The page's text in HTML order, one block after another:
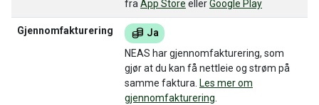
fraApp Store ellerGoogle Play
Gjennomfakturering
Ja
NEAS har gjennomfakturering, som
gjør at du kan få nettleie og strøm på
samme faktura. Les mer om
gjennomfakturering.